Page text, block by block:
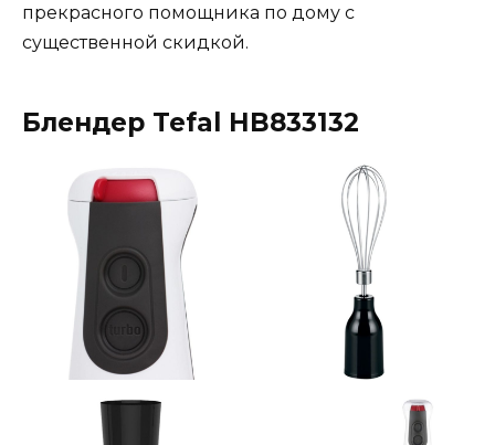
прекрасного помощника по дому с
существенной скидкой.
Блендер Tefal HB833132